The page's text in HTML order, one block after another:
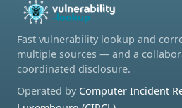
Fast vulnerability lookup and
multiple sources — and a
coordinated disclosure.
Operated by Computer Incident